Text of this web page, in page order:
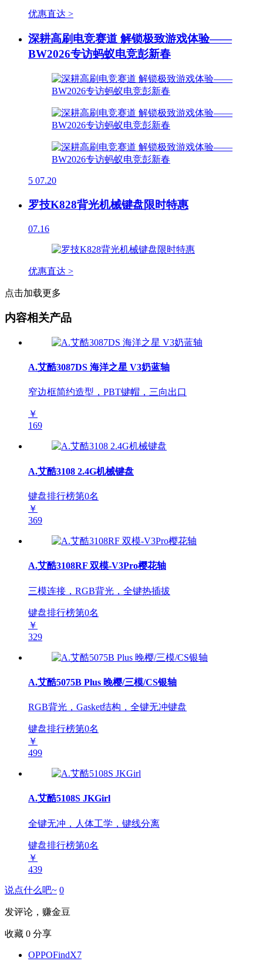
优惠直达 >
深耕高刷电竞赛道 解锁极致游戏体验——
BW2026专访蚂蚁电竞彭新春
5 07.20
罗技K828背光机械键盘限时特惠
07.16
优惠直达 >
点击加载更多
内容相关产品
A.艾酷3087DS 海洋之星 V3奶蓝轴
窄边框简约造型，PBT键帽，三向出口
￥
169
A.艾酷3108 2.4G机械键盘
键盘排行榜第0名
￥
369
A.艾酷3108RF 双模-V3Pro樱花轴
三模连接，RGB背光，全键热插拔
键盘排行榜第0名
￥
329
A.艾酷5075B Plus 晚樱/三模/CS银轴
RGB背光，Gasket结构，全键无冲键盘
键盘排行榜第0名
￥
499
A.艾酷5108S JKGirl
全键无冲，人体工学，键线分离
键盘排行榜第0名
￥
439
说点什么吧~ 0
发评论，赚金豆
收藏 0 分享
OPPOFindX7